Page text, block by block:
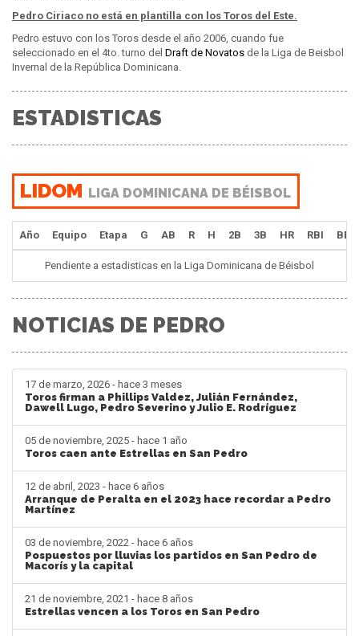
Pedro Ciriaco no está en plantilla con los Toros del Este.
Pedro estuvo con los Toros desde el año 2006, cuando fue
seleccionado en el 4to. turno del Draft de Novatos de la Liga de Beisbol
Invernal de la República Dominicana.
ESTADISTICAS
LIDOM LIGA DOMINICANA DE BÉISBOL
Año Equipo Etapa G AB R H 2B 3B HR RBI BB
Pendiente a estadisticas en la Liga Dominicana de Béisbol
NOTICIAS DE PEDRO
17 de marzo, 2026 - hace 3 meses
Toros firman a Phillips Valdez, Julián Fernández,
Dawell Lugo, Pedro Severino y Julio E. Rodríguez
05 de noviembre, 2025 - hace 1 año
Toros caen ante Estrellas en San Pedro
12 de abril, 2023 - hace 6 años
Arranque de Peralta en el 2023 hace recordar a Pedro
Martínez
03 de noviembre, 2022 - hace 6 años
Pospuestos por lluvias los partidos en San Pedro de
Macorís y la capital
21 de noviembre, 2021 - hace 8 años
Estrellas vencen a los Toros en San Pedro